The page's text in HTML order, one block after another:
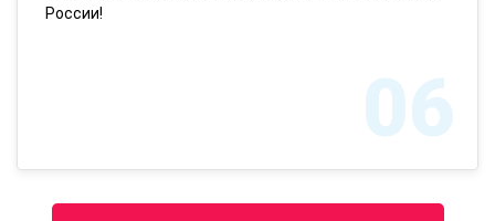
России!
06